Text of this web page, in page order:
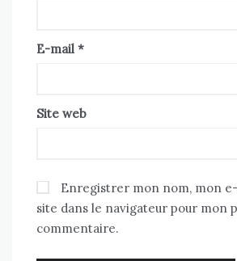
E-mail *
Site web
Enregistrer mon nom, mon
site dans le navigateur pour mon
commentaire.